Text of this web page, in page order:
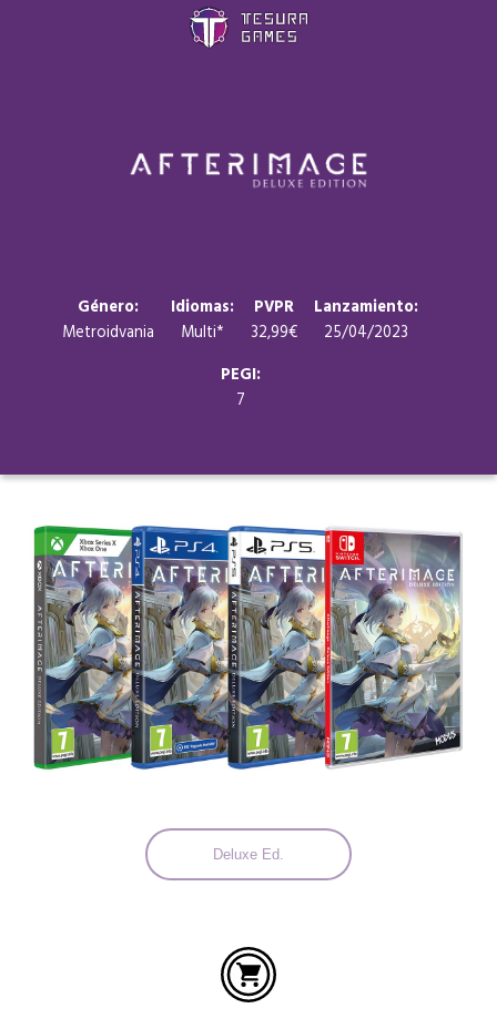
Género:
Metroidvania
Idiomas:
Multi*
PVPR
32,99€
Lanzamiento:
25/04/2023
PEGI:
7
Deluxe Ed.
Store
Contacto
Idiomas: